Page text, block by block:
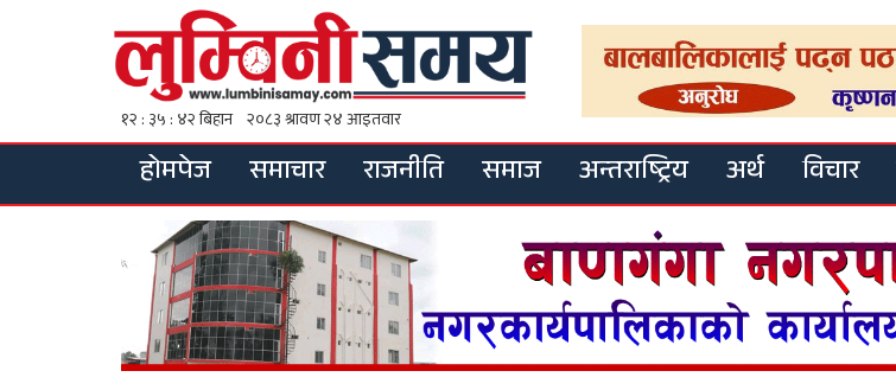
होमपेज समाचार राजनीति समाज अन्तराष्ट्रिय अर्थ विचार